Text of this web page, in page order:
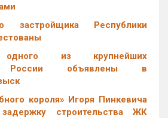
застройщика Республики
одного из крупнейших
России объявлены в
короля» Игоря Пинкевича
строительства ЖК